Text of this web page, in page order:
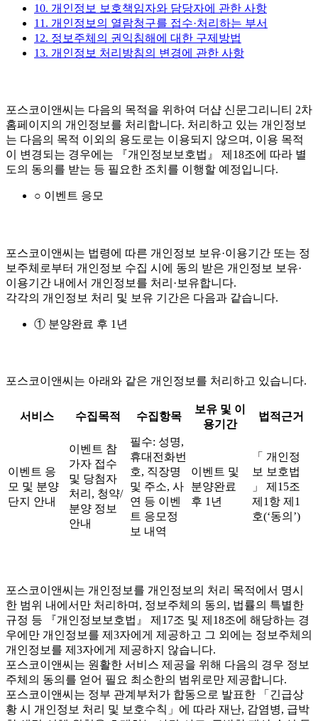
10. 개인정보 보호책임자와 담당자에 관한 사항
11. 개인정보의 열람청구를 접수·처리하는 부서
12. 정보주체의 권익침해에 대한 구제방법
13. 개인정보 처리방침의 변경에 관한 사항
포스코이앤씨는 다음의 목적을 위하여 더샵 신문그리니티 2차
홈페이지의 개인정보를 처리합니다. 처리하고 있는 개인정보
는 다음의 목적 이외의 용도로는 이용되지 않으며, 이용 목적
이 변경되는 경우에는 『개인정보보호법』 제18조에 따라 별
도의 동의를 받는 등 필요한 조치를 이행할 예정입니다.
○ 이벤트 응모
포스코이앤씨는 법령에 따른 개인정보 보유·이용기간 또는 정
보주체로부터 개인정보 수집 시에 동의 받은 개인정보 보유·
이용기간 내에서 개인정보를 처리·보유합니다.
각각의 개인정보 처리 및 보유 기간은 다음과 같습니다.
① 분양완료 후 1년
포스코이앤씨는 아래와 같은 개인정보를 처리하고 있습니다.
서비스 수집목적 수집항목
보유 및 이
용기간
법적근거
이벤트 응
모 및 분양
단지 안내
이벤트 참
가자 접수
및 당첨자
처리, 청약/
분양 정보
안내
필수: 성명,
휴대전화번
호, 직장명
및 주소, 사
연 등 이벤
트 응모정
보 내역
이벤트 및
분양완료
후 1년
「 개인정
보 보호법
」 제15조
제1항 제1
호(‘동의’)
포스코이앤씨는 개인정보를 개인정보의 처리 목적에서 명시
한 범위 내에서만 처리하며, 정보주체의 동의, 법률의 특별한
규정 등 『개인정보보호법』 제17조 및 제18조에 해당하는 경
우에만 개인정보를 제3자에게 제공하고 그 외에는 정보주체의
개인정보를 제3자에게 제공하지 않습니다.
포스코이앤씨는 원활한 서비스 제공을 위해 다음의 경우 정보
주체의 동의를 얻어 필요 최소한의 범위로만 제공합니다.
포스코이앤씨는 정부 관계부처가 합동으로 발표한 「긴급상
황 시 개인정보 처리 및 보호수칙」에 따라 재난, 감염병, 급박